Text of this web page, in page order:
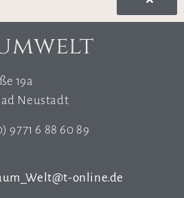
19a
Neustadt
9771 6 88 60 89
online.de